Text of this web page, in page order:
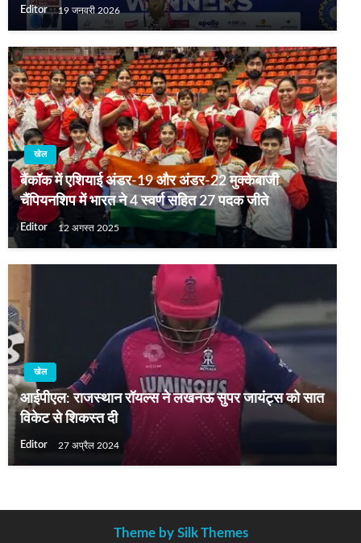
Editor 19 जनवरी 2026
खेल
बैंकॉक में एशियाई अंडर-19 और अंडर-22 मुक्केबाजी
चैंपियनशिप में भारत ने 4 स्वर्ण सहित 27 पदक जीते
Editor 12 अगस्त 2025
खेल
आईपीएल: राजस्थान रॉयल्स ने लखनऊ सुपर जायंट्स को सात
विकेट से शिकस्त दी
Editor 27 अप्रैल 2024
Theme by Silk Themes